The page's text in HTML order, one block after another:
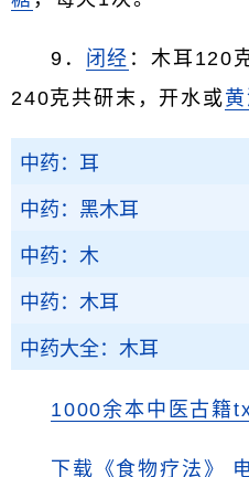
9． 闭经 ：木耳120
240克共研末，开水或
中药：耳
中药：黑木耳
中药：木
中药：木耳
中药大全：木耳
1000余本中医古籍
下载《食物疗法》